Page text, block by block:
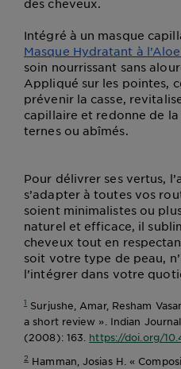
des cheveux.
Intégré à un masque
Masque Hydratant à
soin nourrissant sans
Appliqué sur les pointes,
prévenir la casse,
capillaire et redonne de
ternes ou abîmés.
Pour délivrer ses vertus,
s’adapter à toutes vos
soient minimalistes ou
naturel et efficace, il
cheveux tout en
soit votre type de peau,
l’intégrer dans votre
1 Surjushe, Amar, Resham
a short review ». Indian
(2008): 163. https://doi.org/
2 Hamman, Josias H. «